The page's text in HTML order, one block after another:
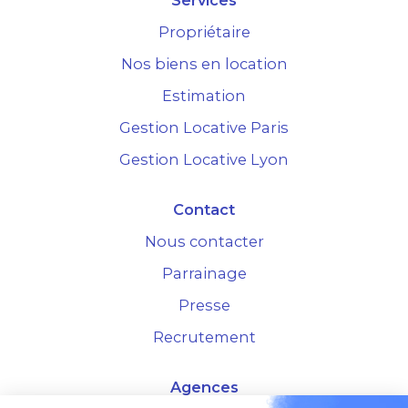
Propriétaire
Nos biens en location
Estimation
Gestion Locative Paris
Gestion Locative Lyon
Contact
Nous contacter
Parrainage
Presse
Recrutement
Agences